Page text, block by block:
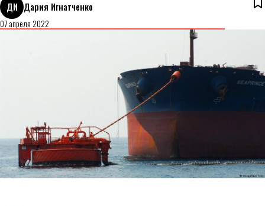
ДИ Дария Игнатченко
07 апреля 2022